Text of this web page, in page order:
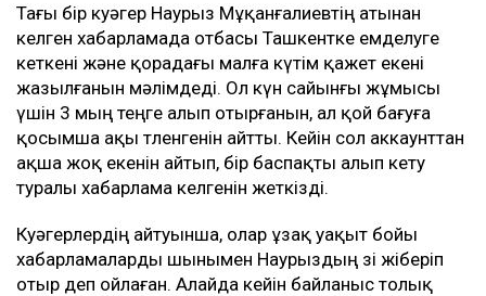
Тағы бір куәгер Наурыз Мұқанғалиевтің атынан
келген хабарламада отбасы Ташкентке емделуге
кеткені және қорадағы малға күтім қажет екені
жазылғанын мәлімдеді. Ол күн сайынғы жұмысы
үшін 3 мың теңге алып отырғанын, ал қой бағуға
қосымша ақы төленгенін айтты. Кейін сол аккаунттан
ақша жоқ екенін айтып, бір баспақты алып кету
туралы хабарлама келгенін жеткізді.
Куәгерлердің айтуынша, олар ұзақ уақыт бойы
хабарламаларды шынымен Наурыздың өзі жіберіп
отыр деп ойлаған. Алайда кейін байланыс толық